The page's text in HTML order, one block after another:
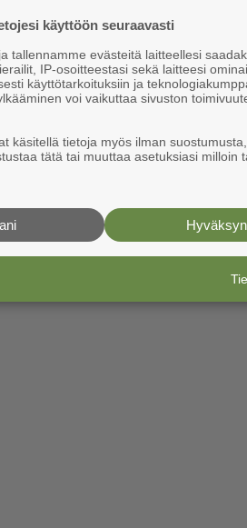
käyttöön seuraavasti
tallennamme evästeitä laitteellesi
IP-osoitteestasi sekä laitteesi
käyttötarkoituksiin ja
voi vaikuttaa sivuston
käsitellä tietoja myös ilman
tätä tai muuttaa asetuksiasi milloin